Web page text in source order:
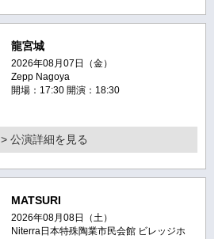
龍宮城
2026年08月07日（金）
Zepp Nagoya
開場：17:30 開演：18:30
> 公演詳細を見る
MATSURI
2026年08月08日（土）
Niterra日本特殊陶業市民会館 ビレッジホ